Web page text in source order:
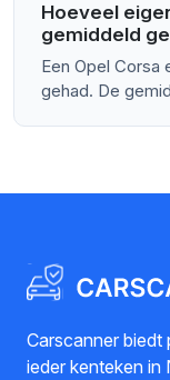
Hoeveel
gemiddeld
Een Opel Corsa
gehad. De
Carscanner biedt
ieder kenteken in